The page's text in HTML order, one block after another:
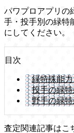
パワプロアプリの
手・投手別の緑特
にしてください。
目次
緑特殊能
投手の緑
野手の緑
査定関連記事はこ